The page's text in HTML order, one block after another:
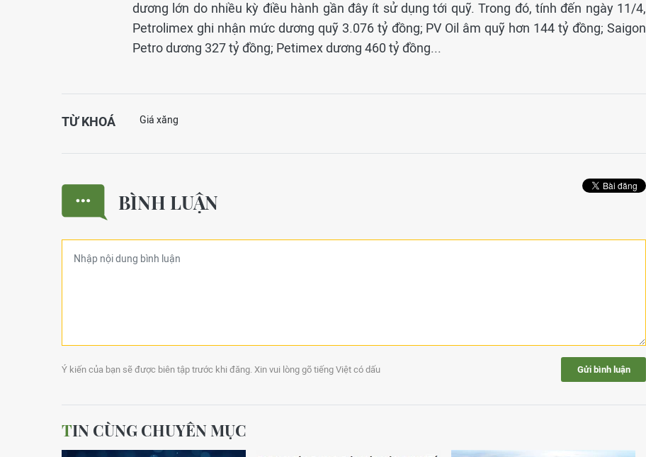
dương lớn do nhiều kỳ điều hành gần đây ít sử dụng tới quỹ. Trong đó, tính đến ngày 11/4,
Petrolimex ghi nhận mức dương quỹ 3.076 tỷ đồng; PV Oil âm quỹ hơn 144 tỷ đồng; Saigon
Petro dương 327 tỷ đồng; Petimex dương 460 tỷ đồng...
TỪ KHOÁ Giá xăng
BÌNH LUẬN
Ý kiến của bạn sẽ được biên tập trước khi đăng. Xin vui lòng gõ tiếng Việt có dấu Gửi bình luận
TIN CÙNG CHUYÊN MỤC